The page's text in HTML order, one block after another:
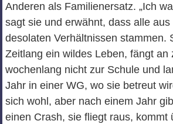
Anderen als Familienersatz. „Ich
sagt sie und erwähnt, dass alle
desolaten Verhältnissen stammen.
Zeitlang ein wildes Leben, fängt an
wochenlang nicht zur Schule und
Jahr in einer WG, wo sie betreut
sich wohl, aber nach einem Jahr
einen Crash, sie fliegt raus, kommt